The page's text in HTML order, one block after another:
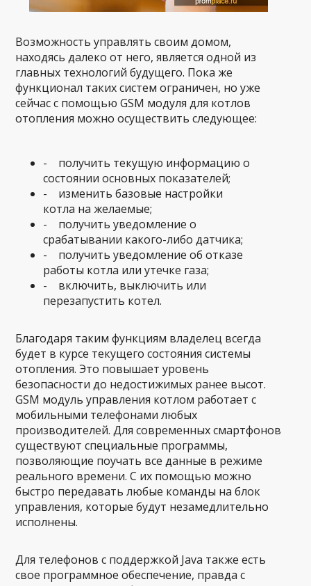
Возможность управлять своим домом,
находясь далеко от него, является одной из
главных технологий будущего. Пока же
функционал таких систем ограничен, но уже
сейчас с помощью GSM модуля для котлов
отопления можно осуществить следующее:
- получить текущую информацию о
состоянии основных показателей;
- изменить базовые настройки
котла на желаемые;
- получить уведомление о
срабатывании какого-либо датчика;
- получить уведомление об отказе
работы котла или утечке газа;
- включить, выключить или
перезапустить котел.
Благодаря таким функциям владелец всегда
будет в курсе текущего состояния системы
отопления. Это повышает уровень
безопасности до недостижимых ранее высот.
GSM модуль управления котлом работает с
мобильными телефонами любых
производителей. Для современных смартфонов
существуют специальные программы,
позволяющие поучать все данные в режиме
реального времени. С их помощью можно
быстро передавать любые команды на блок
управления, которые будут незамедлительно
исполнены.
Для телефонов с поддержкой Java также есть
свое программное обеспечение, правда с